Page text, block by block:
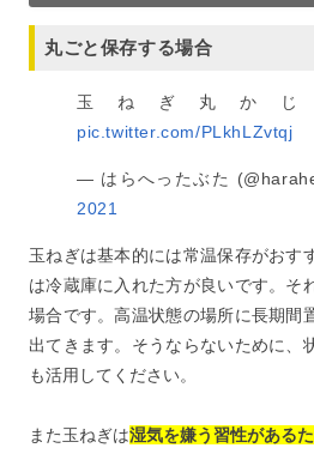
丸ごと保存する場合
玉ねぎ丸かじ
pic.twitter.com/PLkhLZvtqj
— はらへったぶた
2021
玉ねぎは基本的には常温保存がおす
は冷蔵庫に入れた方が良いです。そ
場合です。高温状態の場所に長期間
出てきます。そうならないために、
も活用してください。
また玉ねぎは湿気を嫌う習性がある